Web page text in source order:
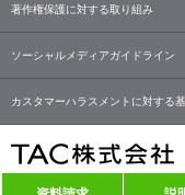
著作権保護に対する取り組み
ソーシャルメディアガイドライン
カスタマーハラスメントに対する